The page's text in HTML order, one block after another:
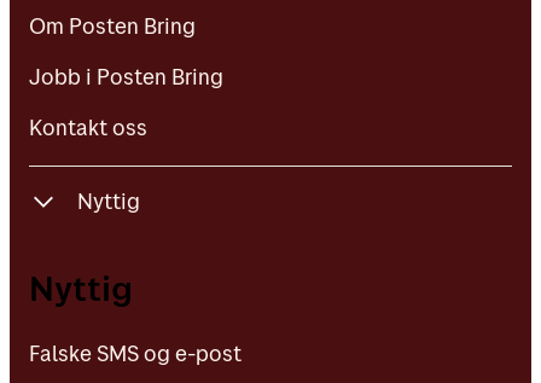
Om Posten Bring
Jobb i Posten Bring
Kontakt oss
Nyttig
Falske SMS og e-post
Nyttig
Falske SMS og e-post